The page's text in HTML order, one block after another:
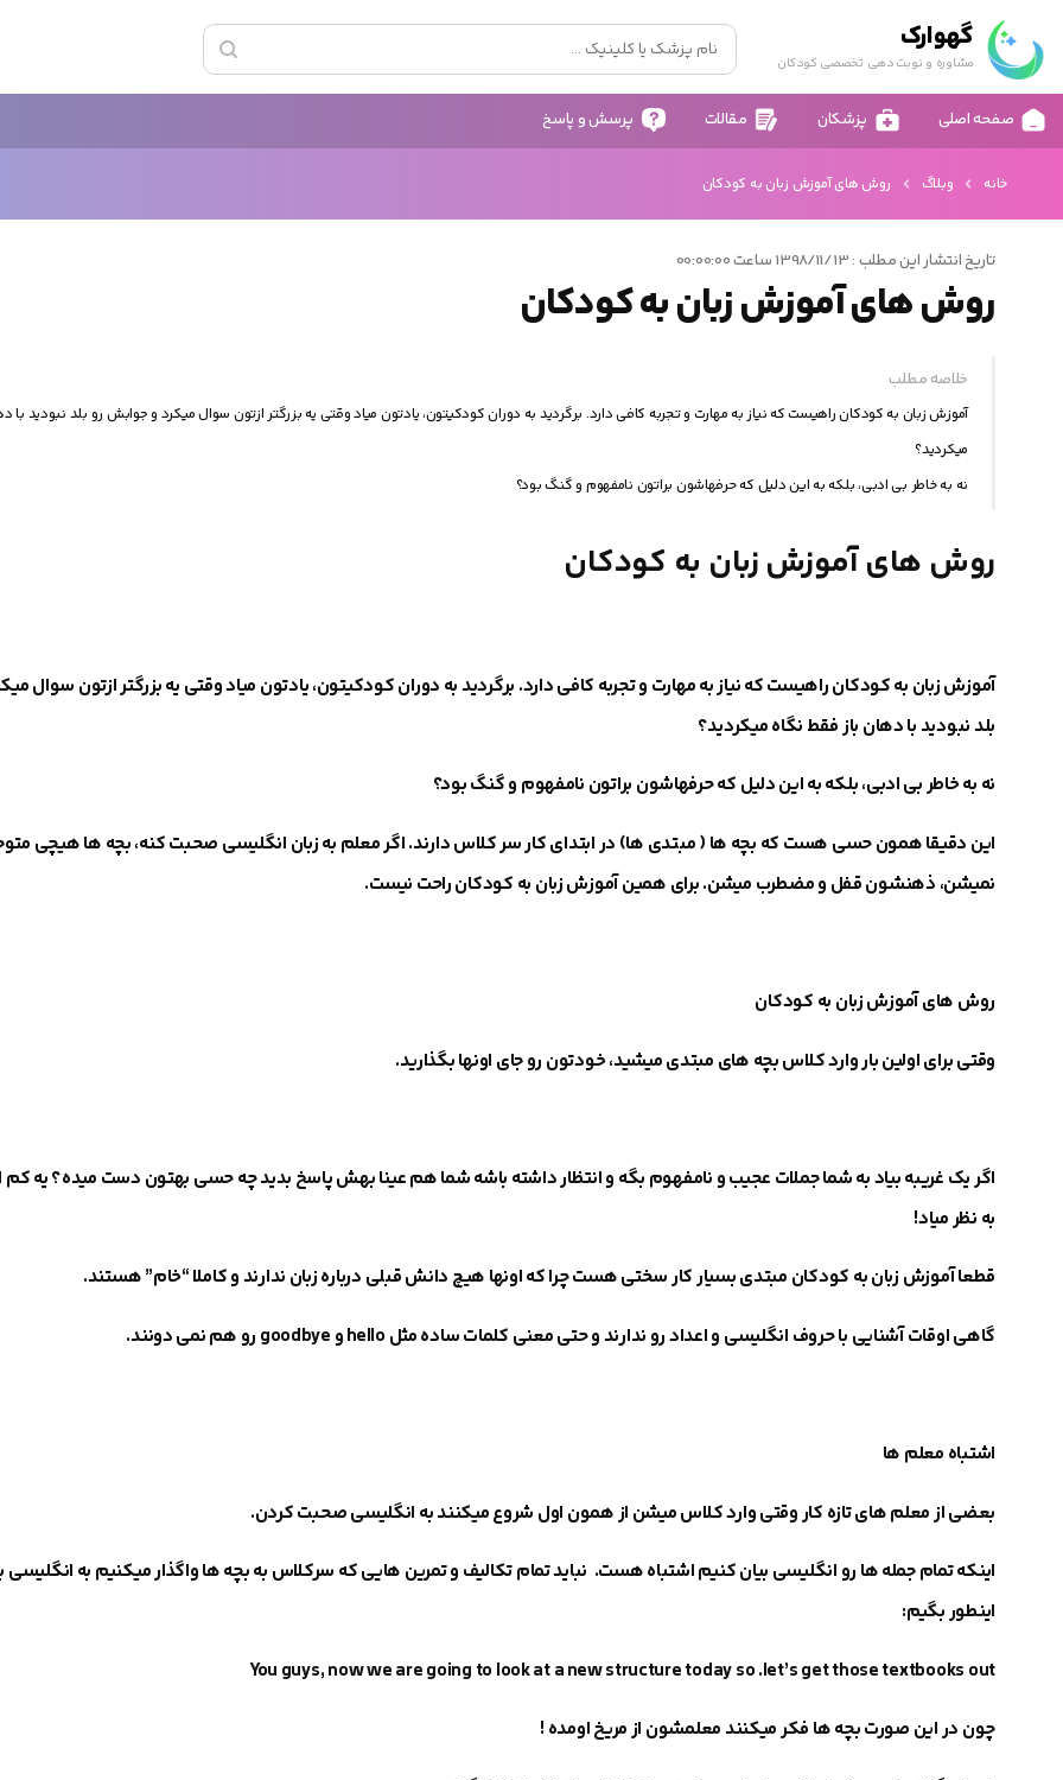
گهوارک
مشاوره و نوبت دهی تخصصی کودکان
صفحه اصلی پزشکان مقالات پرسش و پاسخ
خانه وبلاگ روش های آموزش زبان به کودکان
تاریخ انتشار این مطلب : 1398/11/13 ساعت 00:00:00
روش های آموزش زبان به کودکان
خلاصه مطلب
آموزش زبان به کودکان راهیست که نیاز به مهارت و تجربه کافی دارد. برگردید به دوران کودکیتون، یادتون میاد وقتی یه بزرگتر ازتون سوال میکرد و جوابش رو بلد نبودید با
میکردید؟
نه به خاطر بی ادبی، بلکه به این دلیل که حرفهاشون براتون نامفهوم و گنگ بود؟
روش های آموزش زبان به کودکان
آموزش زبان به کودکان راهیست که نیاز به مهارت و تجربه کافی دارد. برگردید به دوران کودکیتون، یادتون میاد وقتی یه بزرگتر ازتون سوال
بلد نبودید با دهان باز فقط نگاه میکردید؟
نه به خاطر بی ادبی، بلکه به این دلیل که حرفهاشون براتون نامفهوم و گنگ بود؟
این دقیقا همون حسی هست که بچه ها ( مبتدی ها) در ابتدای کار سر کلاس دارند.اگر معلم به زبان انگلیسی صحبت کنه، بچه ها هیچی
نمیشن، ذهنشون قفل و مضطرب میشن.برای همینآموزش زبان به کودکان راحت نیست.
روش های آموزش زبان به کودکان
وقتی برای اولین بار وارد کلاس بچه های مبتدی میشید، خودتون رو جای اونها بگذارید.
اگر یک غریبه بیاد به شما جملات عجیب و نامفهوم بگه و انتظار داشته باشه شما هم عینا بهش پاسخ بدید چه حسی بهتون دست میده؟یه
به نظر میاد!
قطعا آموزش زبان به کودکان مبتدی بسیار کار سختی هست چرا کهاونها هیچ دانش قبلی درباره زبان ندارند و کاملا “خام” هستند.
گاهی اوقات آشنایی با حروف انگلیسی و اعداد رو ندارند و حتی معنی کلمات ساده مثل helloو رو هم نمی دونند.
اشتباه معلم ها
بعضی از معلم های تازه کار وقتی وارد کلاس میشن از همون اول شروع میکنند به انگلیسی صحبت کردن.
اینکه تمام جمله ها رو انگلیسی بیان کنیم اشتباه هست. نباید تمام تکالیف و تمرین هایی که سرکلاس به بچه ها واگذار میکنیم به انگلیسی
اینطور بگیم:
You guys, now we are going to look at a new structure today so .let’s get those textbooks out
چون در این صورت بچه ها فکر میکنند معلمشون از مریخ اومده !